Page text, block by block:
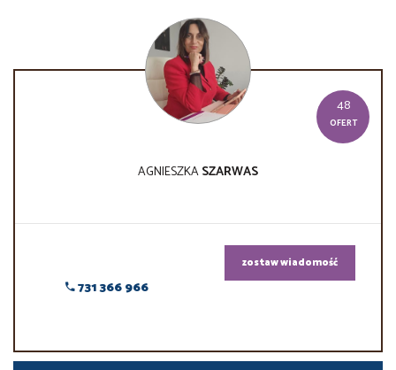
48
OFERT
AGNIESZKASZARWAS
731 366 966
zostaw wiadomość